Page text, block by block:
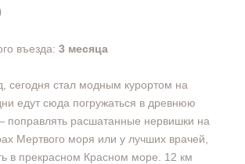
въезда: 3 месяца
сегодня стал модным курортом на
едут сюда погружаться в древнюю
поправлять расшатанные нервишки на
Мертвого моря или у лучших врачей,
в прекрасном Красном море. 12 км